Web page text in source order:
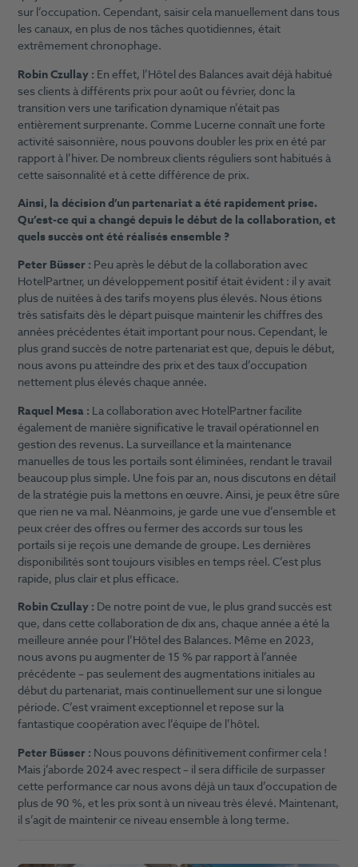
sur l’occupation. Cependant, saisir cela manuellement dans tous
les canaux, en plus de nos tâches quotidiennes, était
extrêmement chronophage.
Robin Czullay : En effet, l’Hôtel des Balances avait déjà habitué
ses clients à différents prix pour août ou février, donc la
transition vers une tarification dynamique n’était pas
entièrement surprenante. Comme Lucerne connaît une forte
activité saisonnière, nous pouvons doubler les prix en été par
rapport à l’hiver. De nombreux clients réguliers sont habitués à
cette saisonnalité et à cette différence de prix.
Ainsi, la décision d’un partenariat a été rapidement prise.
Qu’est-ce qui a changé depuis le début de la collaboration, et
quels succès ont été réalisés ensemble ?
Peter Büsser : Peu après le début de la collaboration avec
HotelPartner, un développement positif était évident : il y avait
plus de nuitées à des tarifs moyens plus élevés. Nous étions
très satisfaits dès le départ puisque maintenir les chiffres des
années précédentes était important pour nous. Cependant, le
plus grand succès de notre partenariat est que, depuis le début,
nous avons pu atteindre des prix et des taux d’occupation
nettement plus élevés chaque année.
Raquel Mesa : La collaboration avec HotelPartner facilite
également de manière significative le travail opérationnel en
gestion des revenus. La surveillance et la maintenance
manuelles de tous les portails sont éliminées, rendant le travail
beaucoup plus simple. Une fois par an, nous discutons en détail
de la stratégie puis la mettons en œuvre. Ainsi, je peux être sûre
que rien ne va mal. Néanmoins, je garde une vue d’ensemble et
peux créer des offres ou fermer des accords sur tous les
portails si je reçois une demande de groupe. Les dernières
disponibilités sont toujours visibles en temps réel. C’est plus
rapide, plus clair et plus efficace.
Robin Czullay : De notre point de vue, le plus grand succès est
que, dans cette collaboration de dix ans, chaque année a été la
meilleure année pour l’Hôtel des Balances. Même en 2023,
nous avons pu augmenter de 15 % par rapport à l’année
précédente – pas seulement des augmentations initiales au
début du partenariat, mais continuellement sur une si longue
période. C’est vraiment exceptionnel et repose sur la
fantastique coopération avec l’équipe de l’hôtel.
Peter Büsser : Nous pouvons définitivement confirmer cela !
Mais j’aborde 2024 avec respect – il sera difficile de surpasser
cette performance car nous avons déjà un taux d’occupation de
plus de 90 %, et les prix sont à un niveau très élevé. Maintenant,
il s’agit de maintenir ce niveau ensemble à long terme.